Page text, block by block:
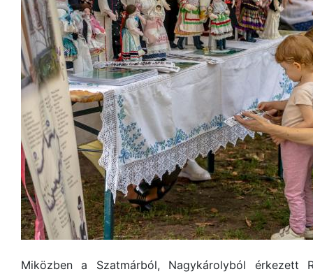
Miközben a Szatmárból, Nagykárolyból érkezett